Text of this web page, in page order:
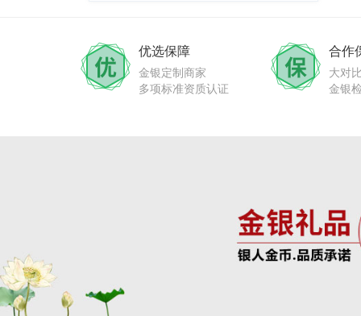
优选保障
金银定制商家
合作
大对